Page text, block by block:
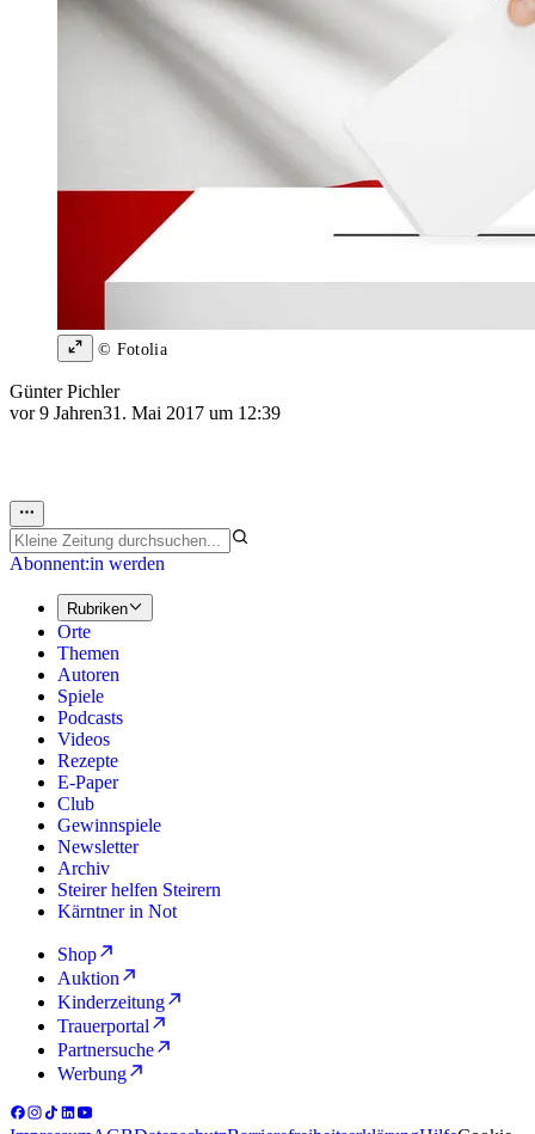
© Fotolia
Günter Pichler
vor 9 Jahren31. Mai 2017 um 12:39
Abonnent:in werden
Rubriken
Orte
Themen
Autoren
Spiele
Podcasts
Videos
Rezepte
E-Paper
Club
Gewinnspiele
Newsletter
Archiv
Steirer helfen Steirern
Kärntner in Not
Shop
Auktion
Kinderzeitung
Trauerportal
Partnersuche
Werbung